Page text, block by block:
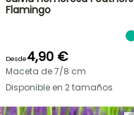
Flamingo
Desde4,90 €
Maceta de 7/8 cm
Disponible en 2 tamaños